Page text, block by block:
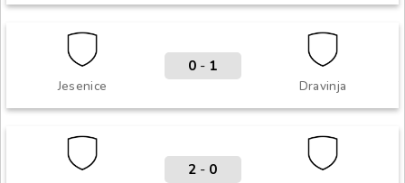
Jesenice Dravinja
0 - 1
2 - 0